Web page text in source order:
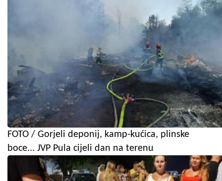
FOTO / Gorjeli deponij, kamp-kućica, plinske
boce... JVP Pula cijeli dan na terenu